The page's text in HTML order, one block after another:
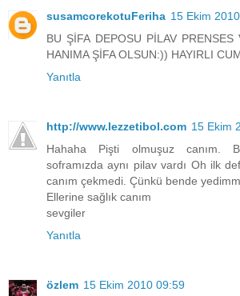
susamcorekotuFeriha 15 Ekim
BU ŞİFA DEPOSU PİLAV PRENSES
HANIMA ŞİFA OLSUN:)) HAYIRLI
Yanıtla
http://www.lezzetibol.com 15 Ekim
Hahaha Pişti olmuşuz canım.
soframızda aynı pilav vardı Oh ilk
canım çekmedi. Çünkü bende
Ellerine sağlık canım
sevgiler
Yanıtla
özlem 15 Ekim 2010 09:59